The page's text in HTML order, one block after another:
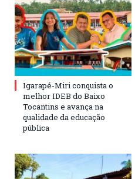
Igarapé-Miri conquista o
melhor IDEB do Baixo
Tocantins e avança na
qualidade da educação
pública